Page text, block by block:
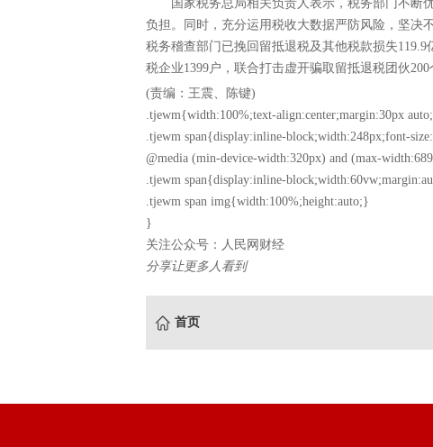
国家税务总局相关负责人表示，税务部门不断
负担。同时，充分运用税收大数据严防风险，坚决
税务稽查部门已挽回留抵退税及其他税款损失
税企业1399户，联合打击虚开骗取留抵退税团伙200
(责编：王震、陈键)
.tjewm{width:100%;text-align:center;margin:30px
.tjewm span{display:inline-block;width:248px;font-
@media (min-device-width:320px) and (max-
.tjewm span{display:inline-
.tjewm span img{width:100%;height:auto;}
}
关注公众号：人民网财经
分享让更多人看到
首页